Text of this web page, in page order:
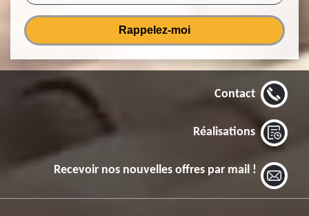
Contact
Réalisations
Recevoir nos nouvelles offres par mail !